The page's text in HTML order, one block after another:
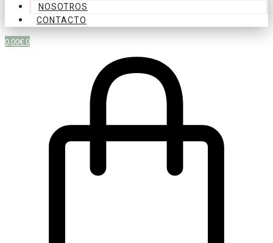
NOSOTROS
CONTACTO
0,00€0